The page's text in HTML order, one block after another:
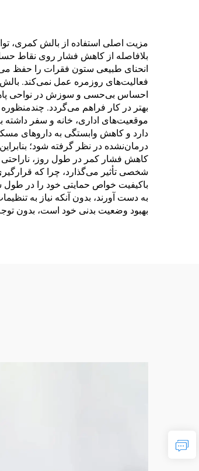
مزیت اصلی استفاده از بالش کمری،
بلافاصله از کاهش فشار روی نقاط
انحنای طبیعی ستون فقرات را حفظ
فعالیت‌های روزمره عمل نمی‌کند.
احساس بی‌حسی و سوزش در نواحی پاها
بهتر در کار فراهم می‌گردد.
موقعیت‌های اداری، خانه و سفر داشته
دارد و کاهش وابستگی به داروهای
درمان‌نشده در نظر گرفته شود؛
کاهش فشار کمر در طول روز، ناراحتی
شخصی تأثیر می‌گذارد، چرا که
باکیفیت خواص حمایتی خود را در طول
به دست آورند، بدون آنکه نیاز به
بهبود وضعیت بدنی خود است، بدون